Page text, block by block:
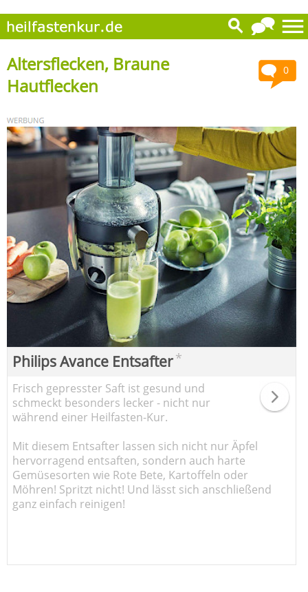
0
Altersflecken, Braune
Hautflecken
Philips Avance Entsafter*
Frisch gepresster Saft ist gesund und
schmeckt besonders lecker - nicht nur
während einer Heilfasten-Kur.
Mit diesem Entsafter lassen sich nicht nur Äpfel
hervorragend entsaften, sondern auch harte
Gemüsesorten wie Rote Bete, Kartoffeln oder
Möhren! Spritzt nicht! Und lässt sich anschließend
ganz einfach reinigen!